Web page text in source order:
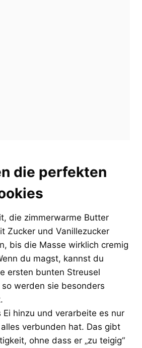
die perfekten
die zimmerwarme Butter
Zucker und Vanillezucker
bis die Masse wirklich cremig
du magst, kannst du
ersten bunten Streusel
werden sie besonders
Ei hinzu und verarbeite es nur
verbunden hat. Das gibt
ohne dass er „zu teigig“